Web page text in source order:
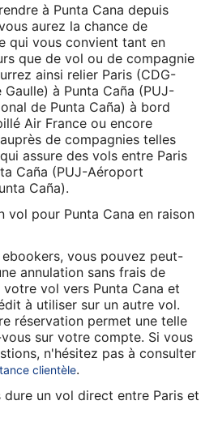
à Punta Cana depuis
aurez la chance de
qui vous convient tant en
que de vol ou de compagnie
ainsi relier Paris (CDG-
Gaulle) à Punta Caña (PUJ-
de Punta Caña) à bord
Air France ou encore
de compagnies telles
assure des vols entre Paris
Caña (PUJ-Aéroport
Caña).
vol pour Punta Cana en raison
vous pouvez peut-
annulation sans frais de
vol vers Punta Cana et
à utiliser sur un autre vol.
réservation permet une telle
sur votre compte. Si vous
n'hésitez pas à consulter
clientèle.
un vol direct entre Paris et